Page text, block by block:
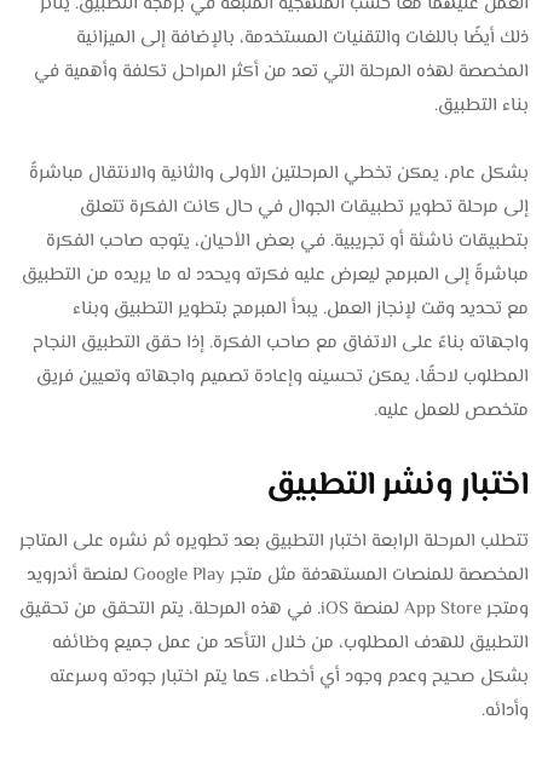
ذلك أيضًا باللغات والتقنيات المستخدمة، بالإضافة إلى الميزانية
المخصصة لهذه المرحلة التي تعد من أكثر المراحل تكلفة وأهمية في
بناء التطبيق.
بشكل عام، يمكن تخطي المرحلتين الأولى والثانية والانتقال مباشرةً
إلى مرحلة تطوير تطبيقات الجوال في حال كانت الفكرة تتعلق
بتطبيقات ناشئة أو تجريبية. في بعض الأحيان، يتوجه صاحب الفكرة
مباشرةً إلى المبرمج ليعرض عليه فكرته ويحدد له ما يريده من التطبيق
مع تحديد وقت لإنجاز العمل. يبدأ المبرمج بتطوير التطبيق وبناء
واجهاته بناءً على الاتفاق مع صاحب الفكرة. إذا حقق التطبيق النجاح
المطلوب لاحقًا، يمكن تحسينه وإعادة تصميم واجهاته وتعيين فريق
متخصص للعمل عليه.
اختبار ونشر التطبيق
تتطلب المرحلة الرابعة اختبار التطبيق بعد تطويره ثم نشره على المتاجر
المخصصة للمنصات المستهدفة مثل متجر Google Play لمنصة أندرويد
ومتجر App Store لمنصة iOS. في هذه المرحلة، يتم التحقق من تحقيق
التطبيق للهدف المطلوب، من خلال التأكد من عمل جميع وظائفه
بشكل صحيح وعدم وجود أي أخطاء، كما يتم اختبار جودته وسرعته
وأدائه.